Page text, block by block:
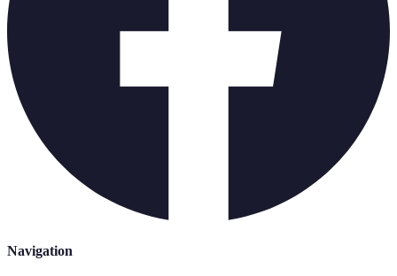
Navigation